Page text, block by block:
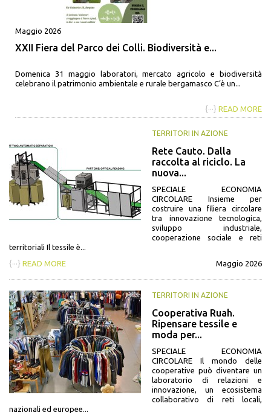
Maggio 2026
XXII Fiera del Parco dei Colli. Biodiversità e...
Domenica 31 maggio laboratori, mercato agricolo e biodiversità
celebrano il patrimonio ambientale e rurale bergamasco C’è un...
{···} READ MORE
TERRITORI IN AZIONE
Rete Cauto. Dalla
raccolta al riciclo. La
nuova...
SPECIALE ECONOMIA
CIRCOLARE Insieme per
costruire una filiera circolare
tra innovazione tecnologica,
sviluppo industriale,
cooperazione sociale e reti
territoriali Il tessile è...
{···} READ MORE Maggio 2026
TERRITORI IN AZIONE
Cooperativa Ruah.
Ripensare tessile e
moda per...
SPECIALE ECONOMIA
CIRCOLARE Il mondo delle
cooperative può diventare un
laboratorio di relazioni e
innovazione, un ecosistema
collaborativo di reti locali,
nazionali ed europee...